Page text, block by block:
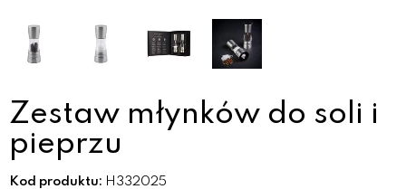
Zestaw młynków do soli i
pieprzu
Kod produktu: H332025